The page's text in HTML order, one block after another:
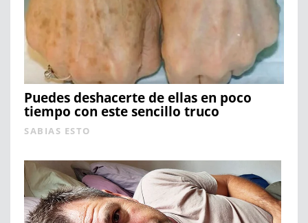
Puedes deshacerte de ellas en poco
tiempo con este sencillo truco
SABIAS ESTO